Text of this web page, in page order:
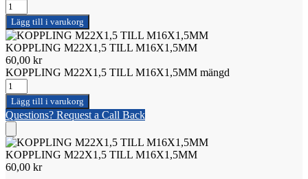
Lägg till i varukorg
KOPPLING M22X1,5 TILL M16X1,5MM
60,00 kr
KOPPLING M22X1,5 TILL M16X1,5MM mängd
Lägg till i varukorg
Questions? Request a Call Back
KOPPLING M22X1,5 TILL M16X1,5MM
60,00 kr